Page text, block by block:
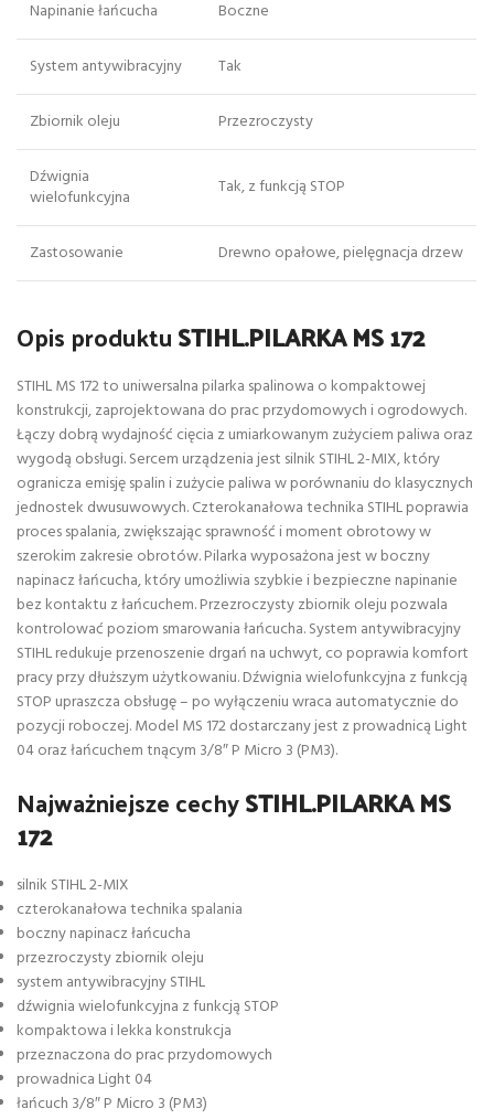
Napinanie łańcucha Boczne
System antywibracyjny Tak
Zbiornik oleju Przezroczysty
Dźwignia
wielofunkcyjna
Tak, z funkcją STOP
Zastosowanie Drewno opałowe, pielęgnacja drzew
Opis produktuSTIHL.PILARKA MS 172
STIHL MS 172 to uniwersalna pilarka spalinowa o kompaktowej
konstrukcji, zaprojektowana do prac przydomowych i ogrodowych.
Łączy dobrą wydajność cięcia z umiarkowanym zużyciem paliwa oraz
wygodą obsługi. Sercem urządzenia jest silnik STIHL 2-MIX, który
ogranicza emisję spalin i zużycie paliwa w porównaniu do klasycznych
jednostek dwusuwowych. Czterokanałowa technika STIHL poprawia
proces spalania, zwiększając sprawność i moment obrotowy w
szerokim zakresie obrotów. Pilarka wyposażona jest w boczny
napinacz łańcucha, który umożliwia szybkie i bezpieczne napinanie
bez kontaktu z łańcuchem. Przezroczysty zbiornik oleju pozwala
kontrolować poziom smarowania łańcucha. System antywibracyjny
STIHL redukuje przenoszenie drgań na uchwyt, co poprawia komfort
pracy przy dłuższym użytkowaniu. Dźwignia wielofunkcyjna z funkcją
STOP upraszcza obsługę – po wyłączeniu wraca automatycznie do
pozycji roboczej. Model MS 172 dostarczany jest z prowadnicą Light
04 oraz łańcuchem tnącym 3/8″ P Micro 3 (PM3).
Najważniejsze cechySTIHL.PILARKA MS
172
silnik STIHL 2-MIX
czterokanałowa technika spalania
boczny napinacz łańcucha
przezroczysty zbiornik oleju
system antywibracyjny STIHL
dźwignia wielofunkcyjna z funkcją STOP
kompaktowa i lekka konstrukcja
przeznaczona do prac przydomowych
prowadnica Light 04
łańcuch 3/8″ P Micro 3 (PM3)